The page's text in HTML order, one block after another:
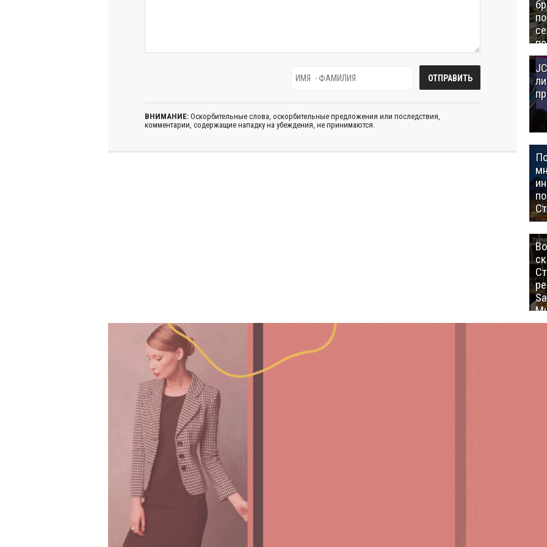
ВНИМАНИЕ: Оскорбительные слова, оскорбительные предложения или последствия,
комментарии, содержащие нападку на убеждения, не принимаются.